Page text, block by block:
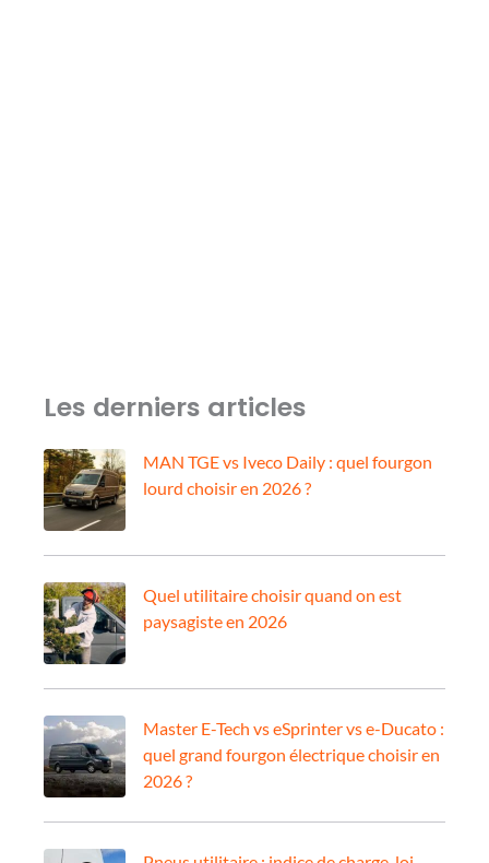
Les derniers articles
MAN TGE vs Iveco Daily : quel fourgon
lourd choisir en 2026 ?
Quel utilitaire choisir quand on est
paysagiste en 2026
Master E-Tech vs eSprinter vs e-Ducato :
quel grand fourgon électrique choisir en
2026 ?